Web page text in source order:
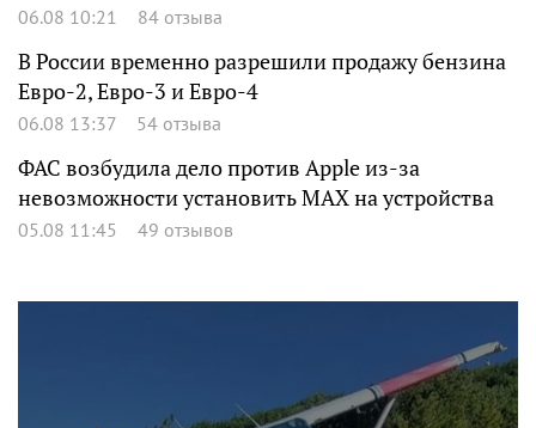
06.08 10:21 84 отзыва
В России временно разрешили продажу бензина
Евро-2, Евро-3 и Евро-4
06.08 13:37 54 отзыва
ФАС возбудила дело против Apple из-за
невозможности установить MAX на устройства
05.08 11:45 49 отзывов